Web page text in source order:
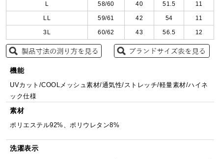
L 58/60 40 51.5 11
LL 59/61 42 54 11
3L 60/62 43 56.5 12
機能
UVカット/COOLメッシュ素材/通気性/ストレッチ/軽量素材/ハイネ
ック仕様
素材
ポリエステル92%、ポリウレタン8%
洗濯表示